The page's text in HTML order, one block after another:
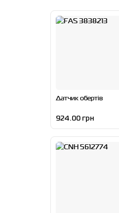
Датчик обертів
924.00 грн